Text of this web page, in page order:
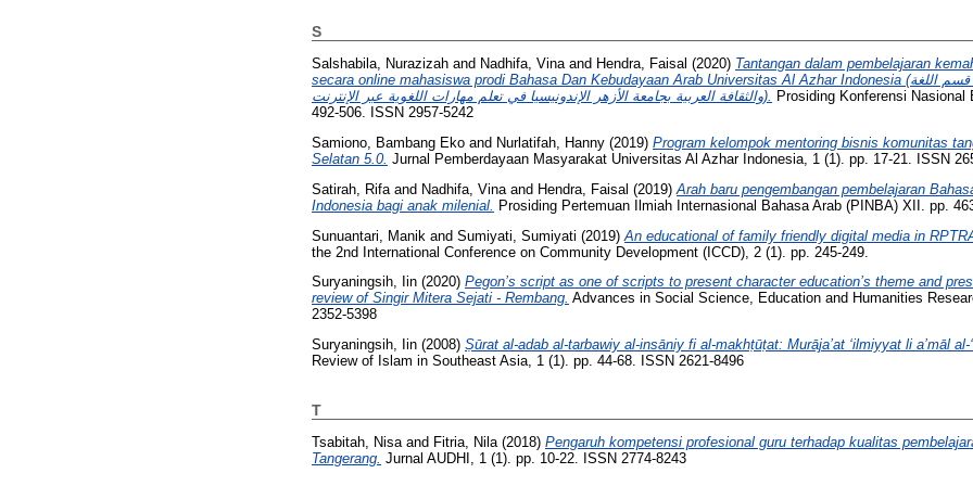
S
Salshabila, Nurazizah and Nadhifa, Vinaand Hendra, Faisal (2020) Tantangan dalam pembelajaran
secara online mahasiswa prodi Bahasa Dan Kebudayaan Arab Universitas Al Azhar Indonesia (التحديات التي يواجهها الطلاب قسم اللغة
والثقافة العربية بجامعة الأزهر الإندونيسيا في تعلم مهارات اللغوية عبر الإنترنت). Prosiding Konferensi Nasional
492-506. ISSN 2957-5242
Samiono, Bambang Eko and Nurlatifah, Hanny (2019) Program kelompok mentoring bisnis komunitas
Selatan 5.0. Jurnal Pemberdayaan Masyarakat Universitas Al Azhar Indonesia, 1 (1). pp. 17-21. ISSN
Satirah, Rifa and Nadhifa, Vina and Hendra, Faisal (2019) Arah baru pengembangan pembelajaran
Indonesia bagi anak milenial.
Prosiding Pertemuan Ilmiah Internasional Bahasa Arab (PINBA) XII. pp.
Sunuantari, Manik and Sumiyati, Sumiyati (2019) An educational of family friendly digital media in
the 2nd International Conference on Community Development (ICCD), 2 (1). pp. 245-249.
Suryaningsih, Iin (2020) Pegon’s script as one of scripts to present character education’s theme and
review of Singir Mitera Sejati - Rembang. Advances in Social Science, Education and Humanities
2352-5398
Suryaningsih, Iin (2008) Ṣūrat al-adab al-tarbawiy al-insāniy fi al-makhṭūṭat: Murāja’at ‘ilmiyyat li a’māl al-
Review of Islam in Southeast Asia, 1 (1). pp. 44-68. ISSN 2621-8496
T
Tsabitah, Nisaand Fitria, Nila(2018) Pengaruh kompetensi profesional guru terhadap kualitas
Tangerang. Jurnal AUDHI, 1 (1). pp. 10-22. ISSN 2774-8243